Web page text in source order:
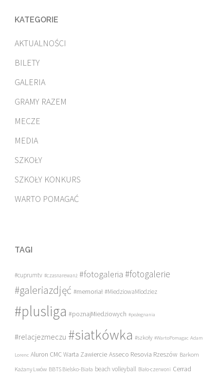
KATEGORIE
AKTUALNOŚCI
BILETY
GALERIA
GRAMY RAZEM
MECZE
MEDIA
SZKOŁY
SZKOŁY KONKURS
WARTO POMAGAĆ
TAGI
#cuprumtv #czasnarewanż #fotogaleria #fotogalerie
#galeriazdjęć #memoriał #MiedziowaMlodziez
#plusliga #poznajMiedziowych #pożegnania
#relacjezmeczu #siatkówka #szkoły #WartoPomagac Adam
Lorenc Aluron CMC Warta Zawiercie Asseco Resovia Rzeszów Barkom
Każany Lwów BBTS Bielsko-Biała beach volleyball Biało-czerwoni Cerrad